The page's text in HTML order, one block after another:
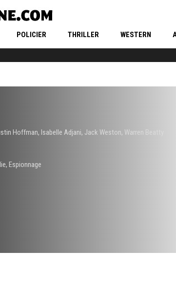
POLICIER THRILLER WESTERN
Hoffman, Isabelle Adjani, Jack Weston, Warren Beatty
, Espionnage